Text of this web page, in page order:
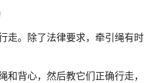
走。除了法律要求，牵引绳有时
和背心，然后教它们正确行走，